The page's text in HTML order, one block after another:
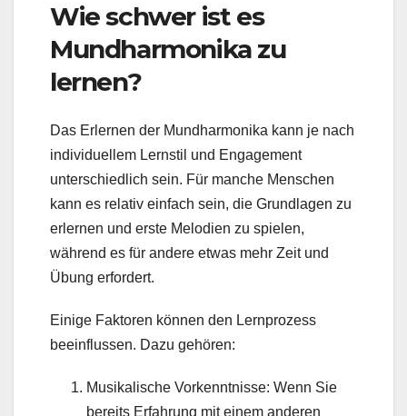
Wie schwer ist es
Mundharmonika zu
lernen?
Das Erlernen der Mundharmonika kann je nach
individuellem Lernstil und Engagement
unterschiedlich sein. Für manche Menschen
kann es relativ einfach sein, die Grundlagen zu
erlernen und erste Melodien zu spielen,
während es für andere etwas mehr Zeit und
Übung erfordert.
Einige Faktoren können den Lernprozess
beeinflussen. Dazu gehören:
Musikalische Vorkenntnisse: Wenn Sie
bereits Erfahrung mit einem anderen